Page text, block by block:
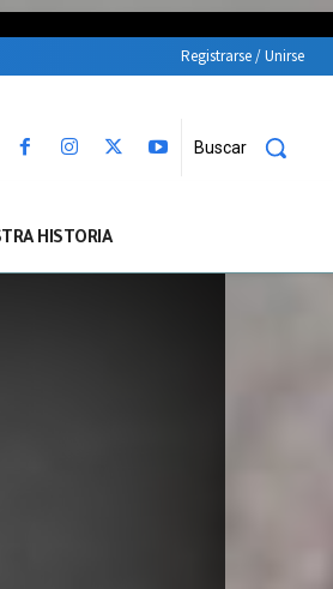
Registrarse / Unirse
Buscar
HISTORIA